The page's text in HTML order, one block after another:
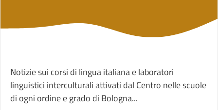
Notizie sui corsi di lingua italiana e laboratori
linguistici interculturali attivati dal Centro nelle scuole
di ogni ordine e grado di Bologna...